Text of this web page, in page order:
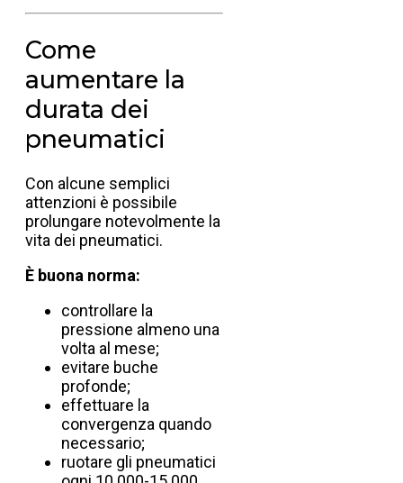
Come
aumentare la
durata dei
pneumatici
Con alcune semplici
attenzioni è possibile
prolungare notevolmente la
vita dei pneumatici.
È buona norma:
controllare la
pressione almeno una
volta al mese;
evitare buche
profonde;
effettuare la
convergenza quando
necessario;
ruotare gli pneumatici